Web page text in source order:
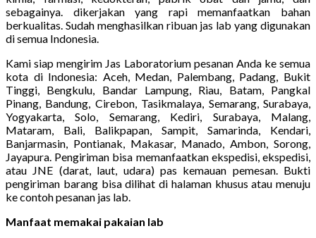
sebagainya. dikerjakan yang rapi memanfaatkan bahan
berkualitas. Sudah menghasilkan ribuan jas lab yang digunakan
di semua Indonesia.
Kami siap mengirim Jas Laboratorium pesanan Anda ke semua
kota di Indonesia: Aceh, Medan, Palembang, Padang, Bukit
Tinggi, Bengkulu, Bandar Lampung, Riau, Batam, Pangkal
Pinang, Bandung, Cirebon, Tasikmalaya, Semarang, Surabaya,
Yogyakarta, Solo, Semarang, Kediri, Surabaya, Malang,
Mataram, Bali, Balikpapan, Sampit, Samarinda, Kendari,
Banjarmasin, Pontianak, Makasar, Manado, Ambon, Sorong,
Jayapura. Pengiriman bisa memanfaatkan ekspedisi, ekspedisi,
atau JNE (darat, laut, udara) pas kemauan pemesan. Bukti
pengiriman barang bisa dilihat di halaman khusus atau menuju
ke contoh pesanan jas lab.
Manfaat memakai pakaian lab